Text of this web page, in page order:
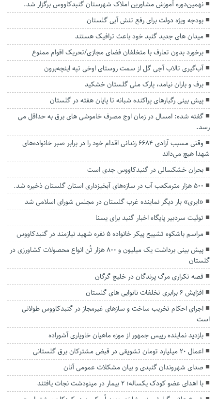
نهمین‌دوره آموزش مشاورین املاک شهرستان گنبدکاووس برگزار شد.
بودجه ویژه دولت برای رفع تنش آبی گلستان
میدان های جدید گنبد خود باعث ترافیک هستند
برخورد بدون تعارف با متخلفان فضای مجازی/تحریک اقوام ممنوع
آب‌گیری تالاب آجی گل از سمت روستای اوخی تپه اینچه‌برون
برف و باران نیامد، پارک ملی گلستان خشکید
پیش بینی رگبار‌های پراکنده شبانه تا پایان هفته در گلستان
گفته شده: امسال در زمان اوج مصرف خاموشی های برق به حداقل می
رسد.
وقتی مسبب آزادی ۶۶۸۴ زندانی اقدام خود را در برابر صبر خانواده‌های
شهدا هیچ می‌داند
بحران خشکسالی در گنبدکاووس جدی است
۵۰۰ هزار مترمکعب آب در سازه‌های آبخیزداری استان گلستان ذخیره شد.
«ایری» بار دیگر نماینده غرب گلستان در مجلس شورای اسلامی شد
توئیت سردبیر پایگاه اخبار گنبد برای یسنا
مراسم باشکوه تشییع پیکر خانواده ۵ نفره شهید نیازمند در گنبدکاووس
پیش بینی برداشت یک میلیون و ۸۰۰ هزار تُن انواع محصولات کشاورزی در
گلستان
قصه تکراری مرگ پرندگان در خلیج گرگان
افزایش ۶ برابری تخلفات نانوایی های گلستان
اجرای احکام تخریب ساخت و سازهای غیرمجاز در گنبدکاووس طولانی
است
بازدید نماینده رییس جمهور از موزه ماهیان خاویاری آشوراده
اعمال ۲۰ میلیارد تومان تشویقی در قبض مشترکان برق گلستانی
صدای شهروندان گنبدی و بیان مشکلات عمومی آنان
با اهدای عضو کودک یکساله؛ 2 بیمار در مینودشت نجات یافتند